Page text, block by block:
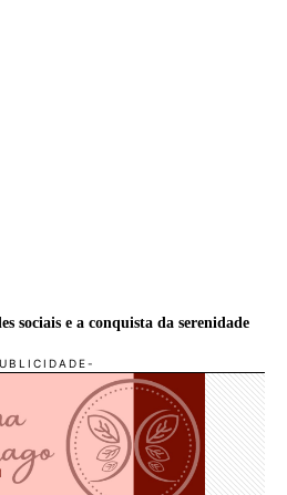
sociais e a conquista da serenidade